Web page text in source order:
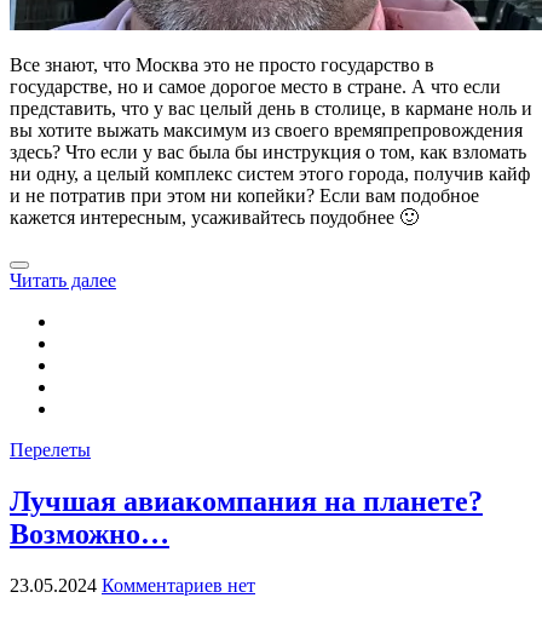
Все знают, что Москва это не просто государство в
государстве, но и самое дорогое место в стране. А что если
представить, что у вас целый день в столице, в кармане ноль и
вы хотите выжать максимум из своего времяпрепровождения
здесь? Что если у вас была бы инструкция о том, как взломать
ни одну, а целый комплекс систем этого города, получив кайф
и не потратив при этом ни копейки? Если вам подобное
кажется интересным, усаживайтесь поудобнее 🙂
Читать далее
Перелеты
Лучшая авиакомпания на планете?
Возможно…
23.05.2024 Комментариев нет